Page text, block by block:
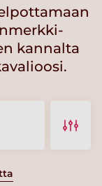
kannalta